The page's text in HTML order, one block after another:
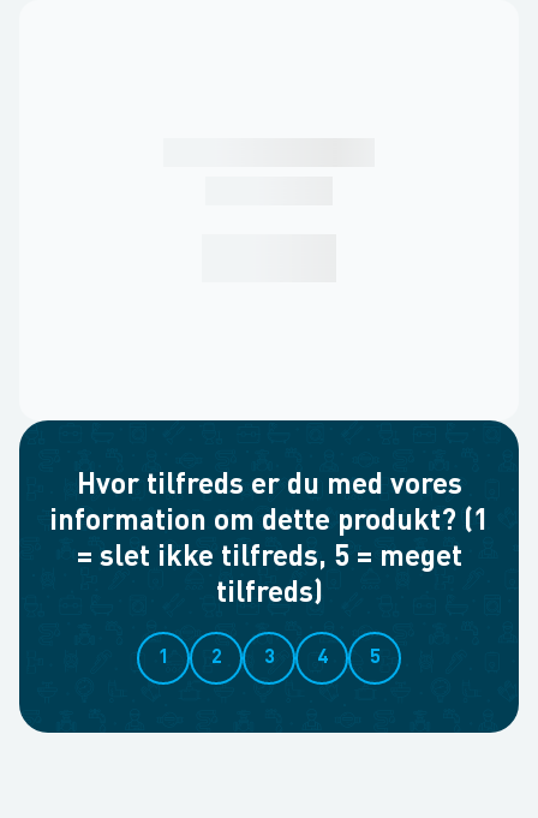
Hvor tilfreds er du med vores
information om dette produkt? (1
= slet ikke tilfreds, 5 = meget
tilfreds)
1 2 3 4 5